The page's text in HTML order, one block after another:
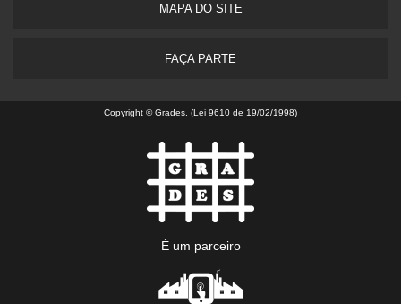
MAPA DO SITE
FAÇA PARTE
Copyright © Grades. (Lei 9610 de 19/02/1998)
É um parceiro